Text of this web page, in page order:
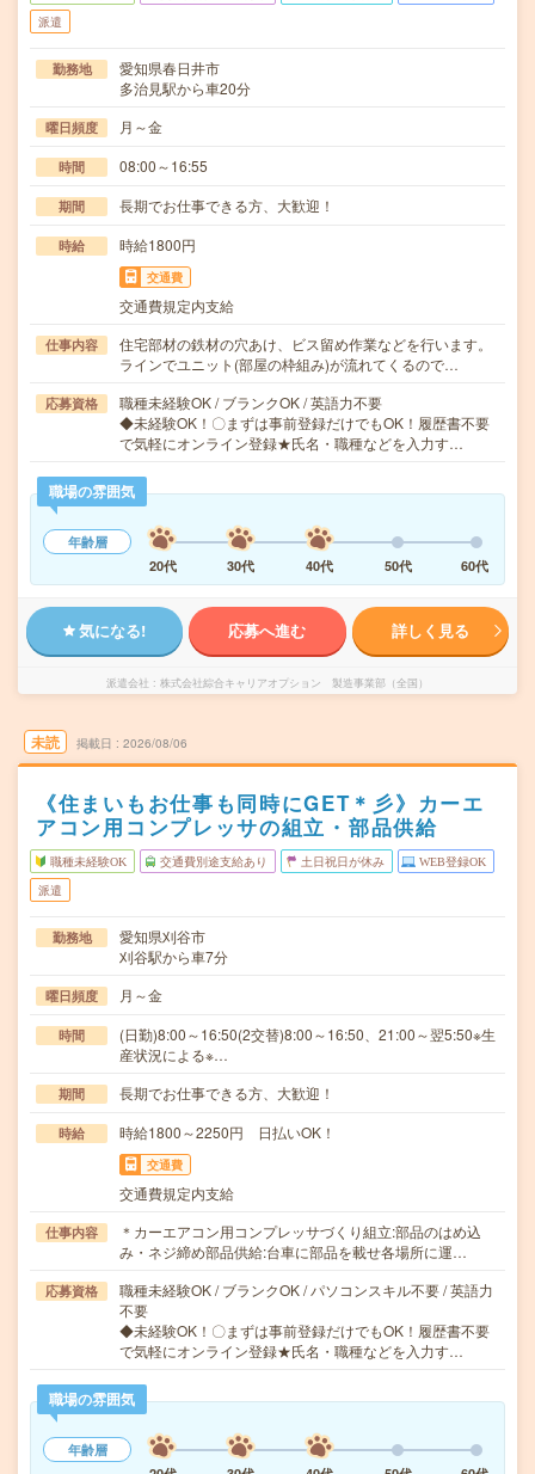
派遣
勤務地
愛知県春日井市
多治見駅から車20分
曜日頻度 月～金
時間 08:00～16:55
期間 長期でお仕事できる方、大歓迎！
時給 時給1800円
交通費
交通費規定内支給
仕事内容
住宅部材の鉄材の穴あけ、ビス留め作業などを行います。
ラインでユニット(部屋の枠組み)が流れてくるので…
応募資格
職種未経験OK / ブランクOK / 英語力不要
◆未経験OK！〇まずは事前登録だけでもOK！履歴書不要
で気軽にオンライン登録★氏名・職種などを入力す…
職場の雰囲気
年齢層
20代
30代 40代 50代 60代
気になる! 応募へ進む 詳しく見る
派遣会社 株式会社綜合キャリアオプション 製造事業部（全国）
未読 掲載日 2026/08/06
《住まいもお仕事も同時にGET＊彡》カーエ
アコン用コンプレッサの組立・部品供給
職種未経験OK 交通費別途支給あり 土日祝日が休み WEB登録OK
派遣
勤務地
愛知県刈谷市
刈谷駅から車7分
曜日頻度 月～金
時間
(日勤)8:00～16:50(2交替)8:00～16:50、21:00～翌5:50※生
産状況による※…
期間 長期でお仕事できる方、大歓迎！
時給 時給1800～2250円 日払いOK！
交通費
交通費規定内支給
仕事内容
＊カーエアコン用コンプレッサづくり組立:部品のはめ込
み・ネジ締め部品供給:台車に部品を載せ各場所に運…
応募資格
職種未経験OK / ブランクOK / パソコンスキル不要 / 英語力
不要
◆未経験OK！〇まずは事前登録だけでもOK！履歴書不要
で気軽にオンライン登録★氏名・職種などを入力す…
職場の雰囲気
年齢層